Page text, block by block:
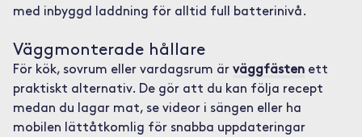
med inbyggd laddning för alltid full batterinivå.
Väggmonterade hållare
För kök, sovrum eller vardagsrum är väggfästenett
praktiskt alternativ. De gör att du kan följa recept
medan du lagar mat, se videor i sängen eller ha
mobilen lättåtkomlig för snabba uppdateringar